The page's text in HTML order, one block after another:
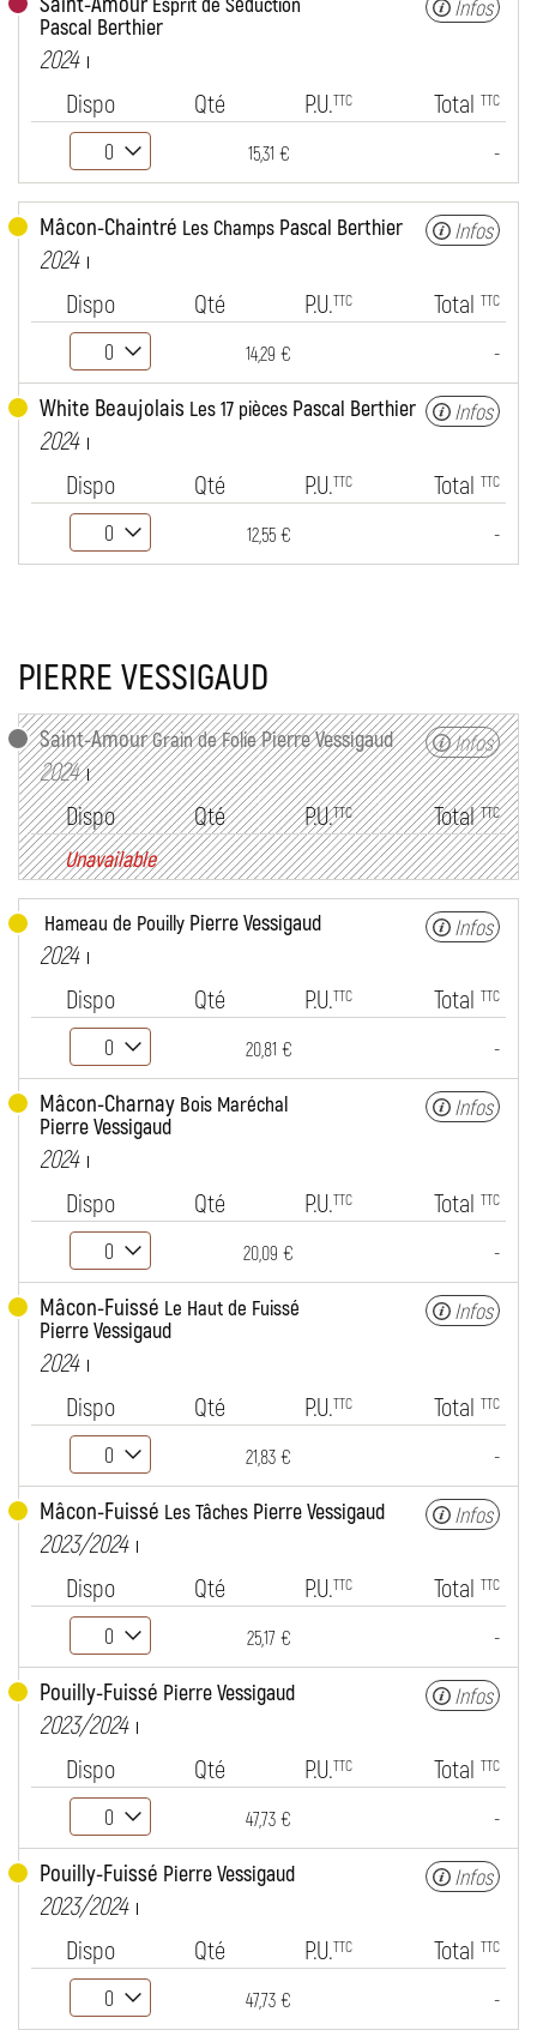
Pascal Berthier
2024
Infos
Dispo Qté P.U.TTC Total TTC
15,31 € -
Mâcon-Chaintré Les Champs Pascal Berthier
2024
Infos
Dispo Qté P.U.TTC Total TTC
14,29 € -
White Beaujolais Les 17 pièces Pascal Berthier
2024
Infos
Dispo Qté P.U.TTC Total TTC
12,55 € -
PIERRE VESSIGAUD
Saint-Amour Grain de Folie Pierre Vessigaud
2024
Infos
Dispo Qté P.U.TTC TotalTTC
Unavailable
Hameau de Pouilly Pierre Vessigaud
2024
Infos
Dispo Qté P.U.TTC Total TTC
20,81 € -
Mâcon-Charnay Bois Maréchal
Pierre Vessigaud
2024
Infos
Dispo Qté P.U.TTC Total TTC
20,09 € -
Mâcon-Fuissé Le Haut de Fuissé
Pierre Vessigaud
2024
Infos
Dispo Qté P.U.TTC Total TTC
21,83 € -
Mâcon-Fuissé Les Tâches Pierre Vessigaud
2023/2024
Infos
Dispo Qté P.U.TTC Total TTC
25,17 € -
Pouilly-Fuissé Pierre Vessigaud
2023/2024
Infos
Dispo Qté P.U.TTC Total TTC
47,73 € -
Pouilly-Fuissé Pierre Vessigaud
2023/2024
Infos
Dispo Qté P.U.TTC Total TTC
47,73 € -